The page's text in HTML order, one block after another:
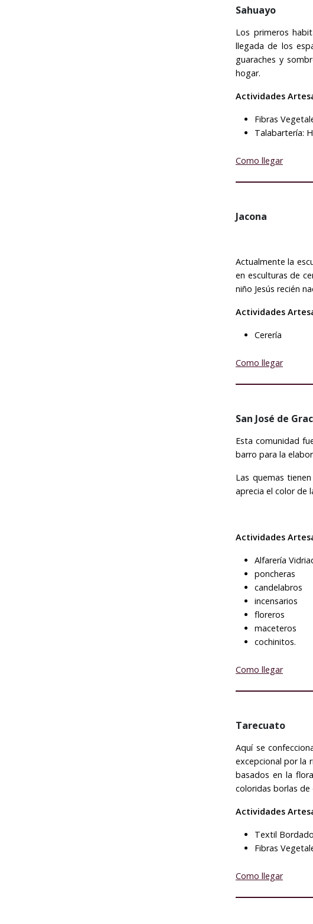
Sahuayo
Los primeros
llegada de los
guaraches y
hogar.
Actividades
Fibras
Talabartería:
Como llegar
Jacona
Actualmente la
en esculturas de
niño Jesús recién
Actividades
Cerería
Como llegar
San José de
Esta comunidad
barro para la
Las quemas
aprecia el color de
Actividades
Alfarería
poncheras
candelabros
incensarios
floreros
maceteros
cochinitos.
Como llegar
Tarecuato
Aquí se
excepcional por la
basados en la
coloridas borlas de
Actividades
Textil
Fibras
Como llegar